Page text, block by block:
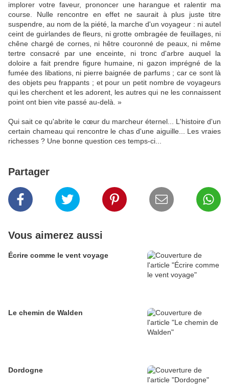
implorer votre faveur, prononcer une harangue et ralentir ma
course. Nulle rencontre en effet ne saurait à plus juste titre
suspendre, au nom de la piété, la marche d'un voyageur : ni autel
ceint de guirlandes de fleurs, ni grotte ombragée de feuillages, ni
chêne chargé de cornes, ni hêtre couronné de peaux, ni même
tertre consacré par une enceinte, ni tronc d'arbre auquel la
doloire a fait prendre figure humaine, ni gazon imprégné de la
fumée des libations, ni pierre baignée de parfums ; car ce sont là
des objets peu frappants ; et pour un petit nombre de voyageurs
qui les cherchent et les adorent, les autres qui ne les connaissent
point ont bien vite passé au-delà. »
Qui sait ce qu'abrite le cœur du marcheur éternel... L'histoire d'un
certain chameau qui rencontre le chas d'une aiguille... Les vraies
richesses ? Une bonne question ces temps-ci...
Partager
Vous aimerez aussi
Écrire comme le vent voyage
Le chemin de Walden
Dordogne